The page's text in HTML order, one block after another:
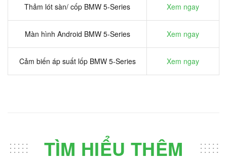
Thảm lót sàn/ cốp BMW 5-Series Xem ngay
Màn hình Android BMW 5-Series Xem ngay
Cảm biến áp suất lốp BMW 5-Series Xem ngay
TÌM HIỂU THÊM